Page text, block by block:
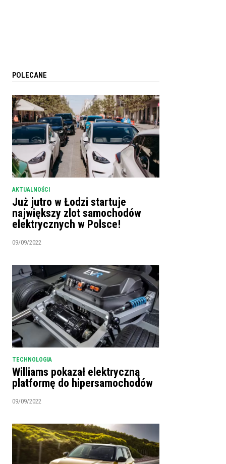
POLECANE
AKTUALNOŚCI
Już jutro w Łodzi startuje
największy zlot samochodów
elektrycznych w Polsce!
09/09/2022
TECHNOLOGIA
Williams pokazał elektryczną
platformę do hipersamochodów
09/09/2022